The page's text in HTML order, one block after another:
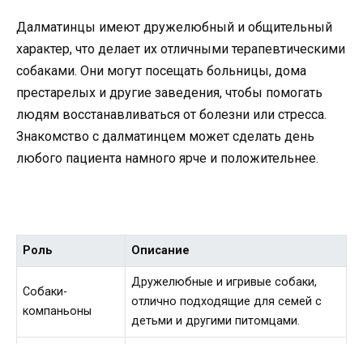
Далматинцы имеют дружелюбный и общительный
характер, что делает их отличными терапевтическими
собаками. Они могут посещать больницы, дома
престарелых и другие заведения, чтобы помогать
людям восстанавливаться от болезни или стресса.
Знакомство с далматинцем может сделать день
любого пациента намного ярче и положительнее.
Роль Описание
Собаки-
компаньоны
Дружелюбные и игривые собаки,
отлично подходящие для семей с
детьми и другими питомцами.